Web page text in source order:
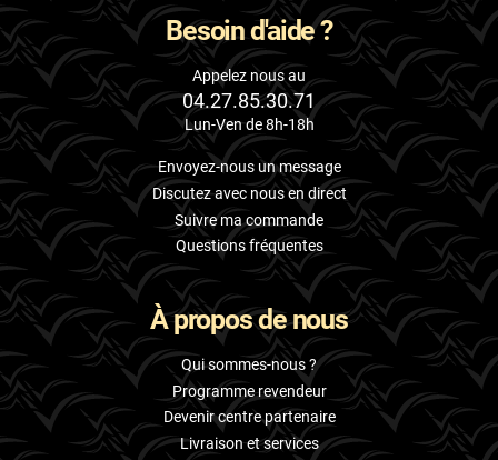
Besoin d'aide ?
Appelez nous au
04.27.85.30.71
Lun-Ven de 8h-18h
Envoyez-nous un message
Discutez avec nous en direct
Suivre ma commande
Questions fréquentes
À propos de nous
Qui sommes-nous ?
Programme revendeur
Devenir centre partenaire
Livraison et services